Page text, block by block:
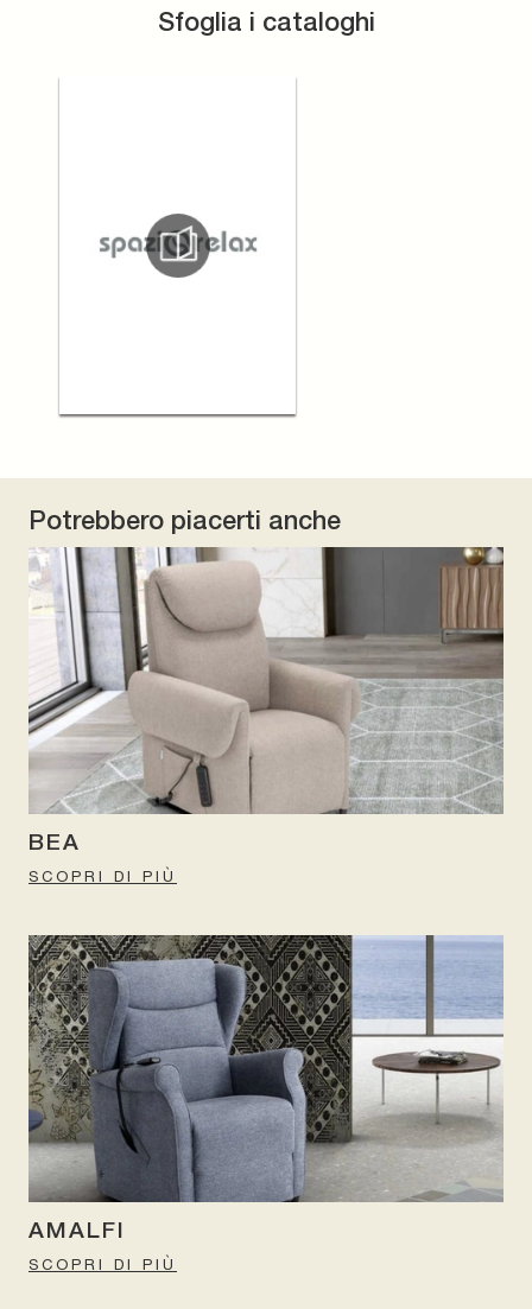
Sfoglia i cataloghi
Potrebbero piacerti anche
BEA
SCOPRI DI PIÙ
AMALFI
SCOPRI DI PIÙ